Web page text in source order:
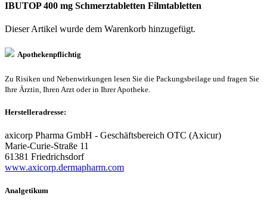
IBUTOP 400 mg Schmerztabletten Filmtabletten
Dieser Artikel wurde dem Warenkorb hinzugefügt.
Apothekenpflichtig
Zu Risiken und Nebenwirkungen lesen Sie die Packungsbeilage und fragen Sie
Ihre Ärztin, Ihren Arzt oder in Ihrer Apotheke.
Herstelleradresse:
axicorp Pharma GmbH - Geschäftsbereich OTC (Axicur)
Marie-Curie-Straße 11
61381 Friedrichsdorf
www.axicorp.dermapharm.com
Analgetikum